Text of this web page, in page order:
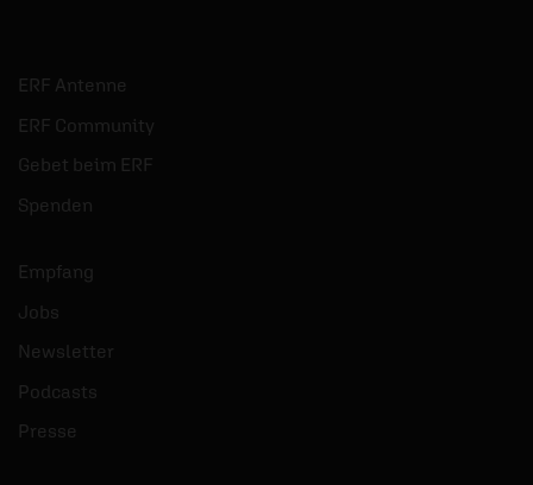
ERF Antenne
ERF Community
Gebet beim ERF
Spenden
Empfang
Jobs
Newsletter
Podcasts
Presse